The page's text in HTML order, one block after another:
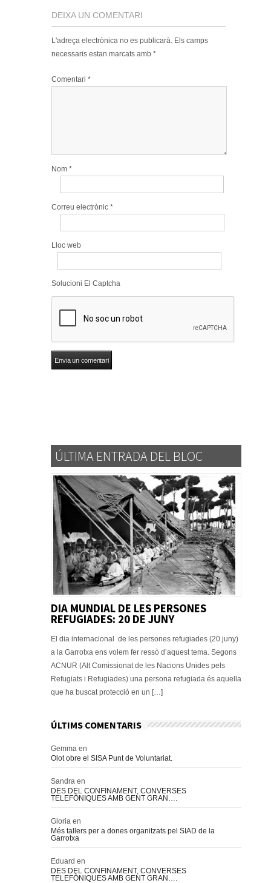
DEIXA UN COMENTARI
L'adreça electrònica no es publicarà. Els camps
necessaris estan marcats amb *
Comentari *
Nom *
Correu electrònic *
Lloc web
Solucioni El Captcha
ÚLTIMA ENTRADA DEL BLOC
DIA MUNDIAL DE LES PERSONES
REFUGIADES: 20 DE JUNY
El dia internacional de les persones refugiades (20 juny)
a la Garrotxa ens volem fer ressò d’aquest tema. Segons
ACNUR (Alt Comissionat de les Nacions Unides pels
Refugiats i Refugiades) una persona refugiada és aquella
que ha buscat protecció en un […]
ÚLTIMS COMENTARIS
Gemma en
Olot obre el SISA Punt de Voluntariat.
Sandra en
DES DEL CONFINAMENT, CONVERSES
TELEFÒNIQUES AMB GENT GRAN….
Gloria en
Més tallers per a dones organitzats pel SIAD de la
Garrotxa
Eduard en
DES DEL CONFINAMENT, CONVERSES
TELEFÒNIQUES AMB GENT GRAN….